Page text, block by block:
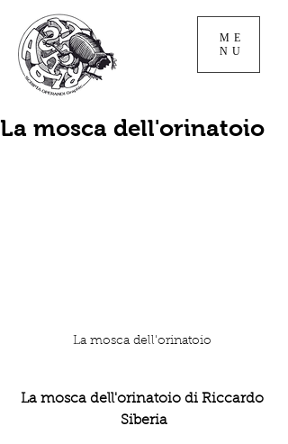
ME
NU
La mosca dell'orinatoio
La mosca dell'orinatoio
La mosca dell'orinatoio di Riccardo
Siberia